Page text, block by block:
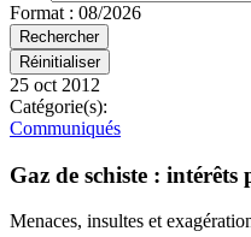
Format : 08/2026
25 oct 2012
Catégorie(s):
Communiqués
Gaz de schiste :
Menaces, insultes et